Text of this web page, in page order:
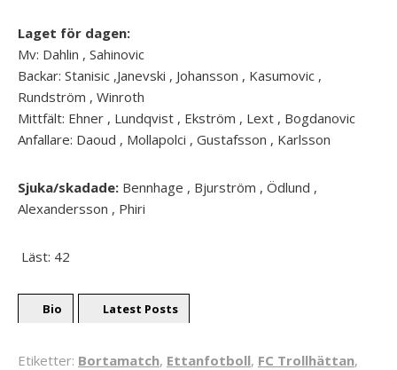
Laget för dagen:
Mv: Dahlin , Sahinovic
Backar: Stanisic ,Janevski , Johansson , Kasumovic ,
Rundström , Winroth
Mittfält: Ehner , Lundqvist , Ekström , Lext , Bogdanovic
Anfallare: Daoud , Mollapolci , Gustafsson , Karlsson
Sjuka/skadade: Bennhage , Bjurström , Ödlund ,
Alexandersson , Phiri
Läst: 42
Bio Latest Posts
Etiketter: Bortamatch, Ettanfotboll, FC Trollhättan,